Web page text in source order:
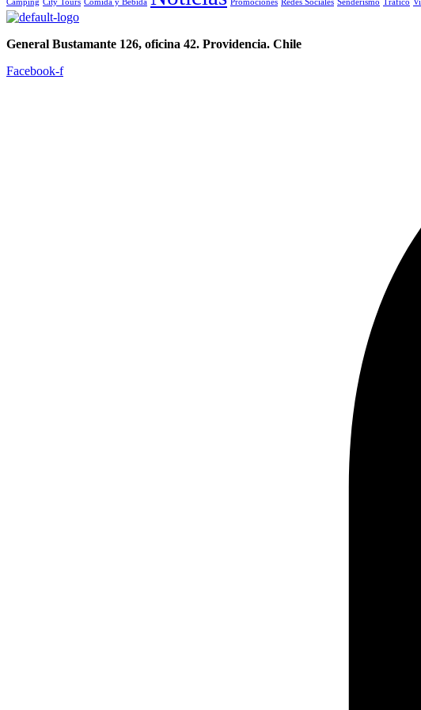
Camping City Tours Comida y Bebida Promociones Redes Sociales Senderismo Tráfico
General Bustamante 126, oficina 42. Providencia. Chile
Facebook-f